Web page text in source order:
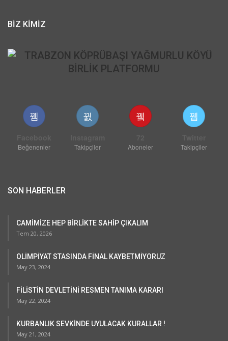
BİZ KİMİZ
Beğenenler Takipçiler Aboneler Takipçiler
SON HABERLER
CAMİMİZE HEP BİRLİKTE SAHİP ÇIKALIM
Tem 20, 2026
OLİMPİYAT STASINDA FİNAL KAYBETMİYORUZ
May 23, 2024
FİLİSTİN DEVLETİNİ RESMEN TANIMA KARARI
May 22, 2024
KURBANLIK SEVKİNDE UYULACAK KURALLAR !
May 21, 2024